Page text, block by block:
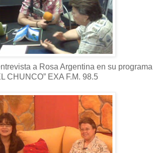
a Rosa Argentina en su programa
CHUNCO” EXA F.M. 98.5